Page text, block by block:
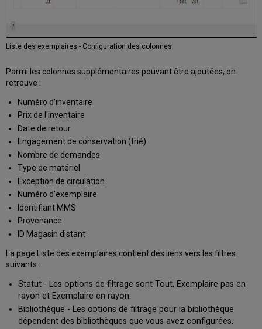
Liste des exemplaires - Configuration des colonnes
Parmi les colonnes supplémentaires pouvant être ajoutées, on
retrouve :
Numéro d'inventaire
Prix de l'inventaire
Date de retour
Engagement de conservation (trié)
Nombre de demandes
Type de matériel
Exception de circulation
Numéro d'exemplaire
Identifiant MMS
Provenance
ID Magasin distant
La page Liste des exemplaires contient des liens vers les filtres
suivants :
Statut - Les options de filtrage sont Tout, Exemplaire pas en
rayon et Exemplaire en rayon.
Bibliothèque - Les options de filtrage pour la bibliothèque
dépendent des bibliothèques que vous avez configurées.